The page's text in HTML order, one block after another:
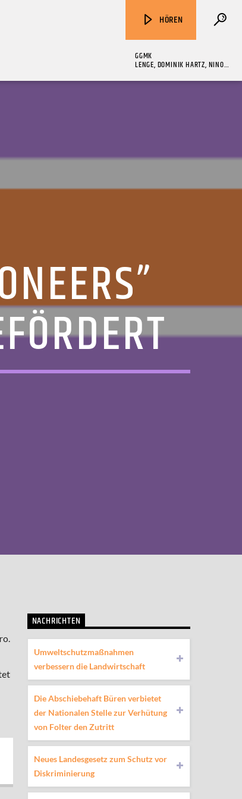
HÖREN
GGMK
LENGE, DOMINIK HARTZ, NINO,
NACHRICHTEN
Umweltschutzmaßnahmen
verbessern die Landwirtschaft
Die Abschiebehaft Büren verbietet
der Nationalen Stelle zur Verhütung
von Folter den Zutritt
Neues Landesgesetz zum Schutz vor
Diskriminierung